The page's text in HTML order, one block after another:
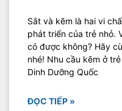
Sắt và kẽm là hai vi
phát triển của trẻ nhỏ.
có được không? Hãy
nhé! Nhu cầu kẽm ở
Dinh Dưỡng Quốc
ĐỌC TIẾP »